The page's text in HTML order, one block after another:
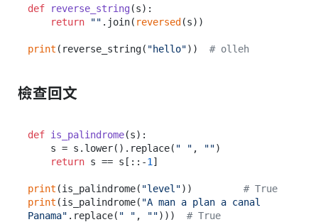
def
reverse_string(s):
return
"" .join( reversed (s))
print (reverse_string( "hello")) # olleh
檢查回文
def is_palindrome(s):
    s = s.lower().replace(
" " , "")
return s == s[::-1 ]
print (is_palindrome( "level")) # True
print (is_palindrome( "A man a plan a canal
Panama" .replace( " " , ""))) # True